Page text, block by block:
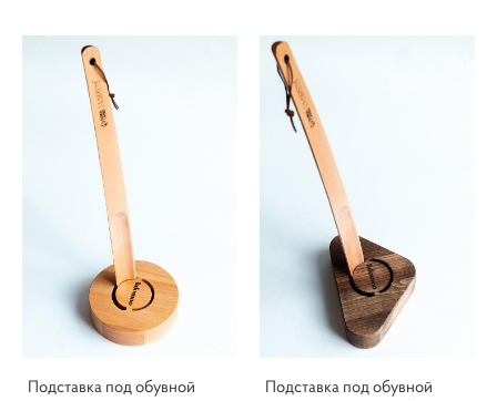
Подставка под обувной
Подставка под обувной